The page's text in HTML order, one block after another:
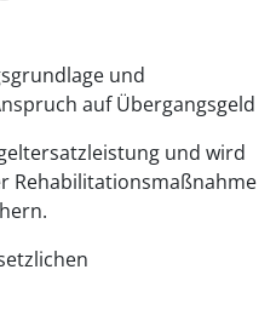
und
auf Übergangsgeld
und wird
Rehabilitationsmaßnahme